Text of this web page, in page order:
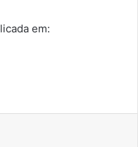
em: